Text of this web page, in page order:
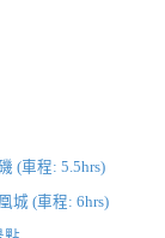
(車程: 5.5hrs)
城 (車程: 6hrs)